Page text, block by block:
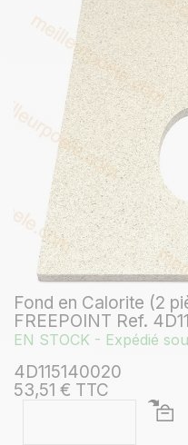
Fond en Calorite (2
FREEPOINT Ref.
EN STOCK - Expédié
4D115140020
53,51 € TTC